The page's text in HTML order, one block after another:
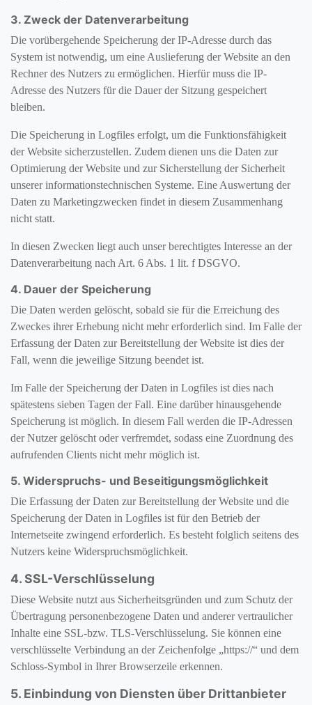
3. Zweck der Datenverarbeitung
Die vorübergehende Speicherung der IP-Adresse durch das
System ist notwendig, um eine Auslieferung der Website an den
Rechner des Nutzers zu ermöglichen. Hierfür muss die IP-
Adresse des Nutzers für die Dauer der Sitzung gespeichert
bleiben.
Die Speicherung in Logfiles erfolgt, um die Funktionsfähigkeit
der Website sicherzustellen. Zudem dienen uns die Daten zur
Optimierung der Website und zur Sicherstellung der Sicherheit
unserer informationstechnischen Systeme. Eine Auswertung der
Daten zu Marketingzwecken findet in diesem Zusammenhang
nicht statt.
In diesen Zwecken liegt auch unser berechtigtes Interesse an der
Datenverarbeitung nach Art. 6 Abs. 1 lit. f DSGVO.
4. Dauer der Speicherung
Die Daten werden gelöscht, sobald sie für die Erreichung des
Zweckes ihrer Erhebung nicht mehr erforderlich sind. Im Falle der
Erfassung der Daten zur Bereitstellung der Website ist dies der
Fall, wenn die jeweilige Sitzung beendet ist.
Im Falle der Speicherung der Daten in Logfiles ist dies nach
spätestens sieben Tagen der Fall. Eine darüber hinausgehende
Speicherung ist möglich. In diesem Fall werden die IP-Adressen
der Nutzer gelöscht oder verfremdet, sodass eine Zuordnung des
aufrufenden Clients nicht mehr möglich ist.
5. Widerspruchs- und Beseitigungsmöglichkeit
Die Erfassung der Daten zur Bereitstellung der Website und die
Speicherung der Daten in Logfiles ist für den Betrieb der
Internetseite zwingend erforderlich. Es besteht folglich seitens des
Nutzers keine Widerspruchsmöglichkeit.
4. SSL-Verschlüsselung
Diese Website nutzt aus Sicherheitsgründen und zum Schutz der
Übertragung personenbezogene Daten und anderer vertraulicher
Inhalte eine SSL-bzw. TLS-Verschlüsselung. Sie können eine
verschlüsselte Verbindung an der Zeichenfolge „https://“ und dem
Schloss-Symbol in Ihrer Browserzeile erkennen.
5. Einbindung von Diensten über Drittanbieter